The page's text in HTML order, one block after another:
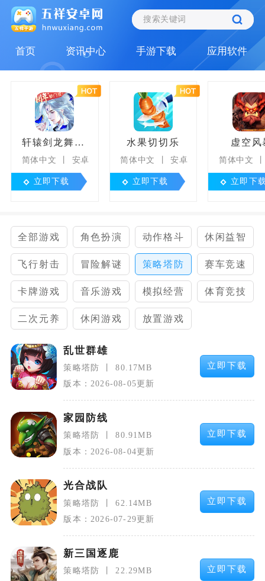
首页 资讯中心 手游下载 应用软件
轩辕剑龙舞云山
简体中文 安卓
立即下载
水果切切乐
简体中文 安卓
立即下载
虚空风
简体中文
立即下
全部游戏 角色扮演 动作格斗 休闲益智
飞行射击 冒险解谜 策略塔防 赛车竞速
卡牌游戏 音乐游戏 模拟经营 体育竞技
二次元养 休闲游戏 放置游戏
乱世群雄
策略塔防
80.17MB
版本：2026-08-05更新
立即下载
家园防线
策略塔防
80.91MB
版本：2026-08-04更新
立即下载
光合战队
策略塔防
62.14MB
版本：2026-07-29更新
立即下载
新三国逐鹿
策略塔防
22.29MB
立即下载